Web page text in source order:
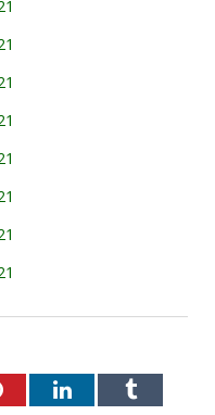
PinterestLinkedInTumblr